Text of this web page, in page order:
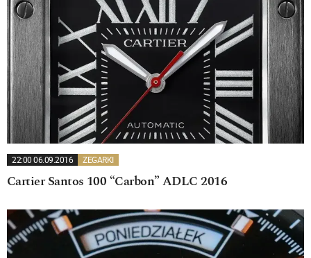
22:00 06.09.2016 ZEGARKI
Cartier Santos 100 “Carbon” ADLC 2016